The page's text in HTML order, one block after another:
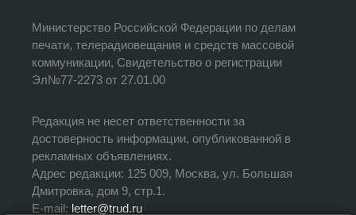
Министерство Российской Федерации по делам
печати, телерадиовещания и средств массовой
коммуникации, Свидетельство о регистрации
Эл№77-2273 от 27.01.00
Редакция не несет ответственности за
достоверность информации, опубликованной в
рекламных объявлениях.
Адрес редакции: 125 009, Москва, ул. Большая
Дмитровка, дом 9, стр.1.
E-mail: letter@trud.ru